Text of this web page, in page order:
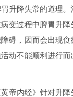
升降失常的道理。
变过程中脾胃升降
碍，因而会出现食
动不能顺利进行而
帝内经》针对升降